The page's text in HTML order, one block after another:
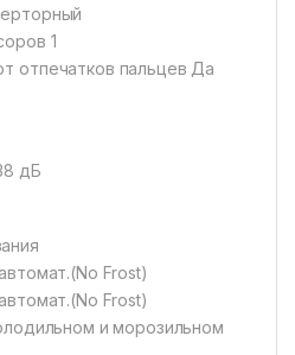
1
отпечатков пальцев Да
дБ
Frost)
Frost)
и морозильном